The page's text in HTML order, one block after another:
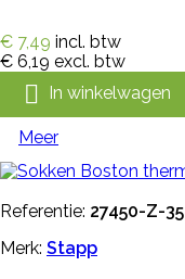
€ 7,49 incl. btw
€ 6,19 excl. btw
 In winkelwagen
Meer
Referentie: 27450-Z-35
Merk: Stapp